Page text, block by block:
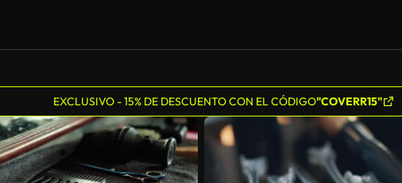
EXCLUSIVO - 15% DE DESCUENTO CON EL CÓDIGO"COVERR15"